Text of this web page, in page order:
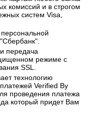
комиссий и в строгом
систем Visa,
передача
режиме с
SSL.
технологию
Verified By
проведения платежа
который придет Вам